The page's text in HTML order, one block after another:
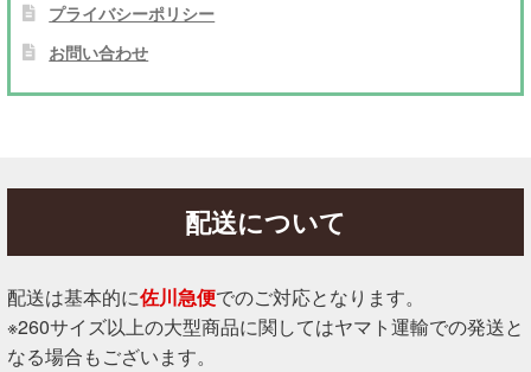
プライバシーポリシー
お問い合わせ
配送について
配送は基本的に佐川急便でのご対応となります。
※260サイズ以上の大型商品に関してはヤマト運輸での発送と
なる場合もございます。